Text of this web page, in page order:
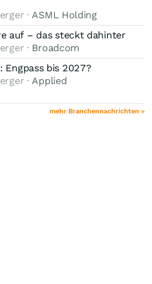
· ASML Holding
auf – das steckt dahinter
· Broadcom
bis 2027?
· Applied
mehr Branchennachrichten »